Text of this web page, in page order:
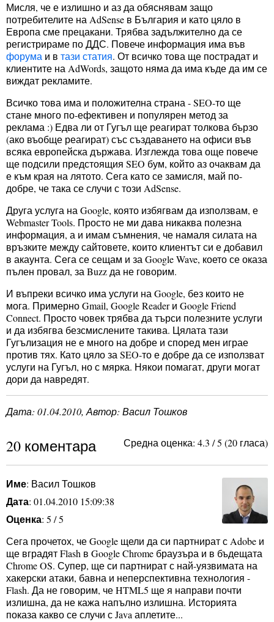
Мисля, че е излишно и аз да обяснявам защо
потребителите на AdSense в България и като цяло в
Европа сме прецакани. Трябва задължително да се
регистрираме по ДДС. Повече информация има във
форума и в тази статия. От всичко това ще пострадат и
клиентите на AdWords, защото няма да има къде да им се
виждат рекламите.
Всичко това има и положителна страна - SEO-то ще
стане много по-ефективен и популярен метод за
реклама :) Едва ли от Гугъл ще реагират толкова бързо
(ако въобще реагират) със създаването на офиси във
всяка европейска държава. Изглежда това още повече
ще подсили предстоящия SEO бум, който аз очаквам да
е към края на лятото. Сега като се замисля, май по-
добре, че така се случи с този AdSense.
Друга услуга на Google, която избягвам да използвам, е
Webmaster Tools. Просто не ми дава никаква полезна
информация, а и имам съмнения, че намаля силата на
връзките между сайтовете, които клиентът си е добавил
в акаунта. Сега се сещам и за Google Wave, което се оказа
пълен провал, за Buzz да не говорим.
И въпреки всичко има услуги на Google, без които не
мога. Примерно Gmail, Google Reader и Google Friend
Connect. Просто човек трябва да търси полезните услуги
и да избягва безсмислените такива. Цялата тази
Гугълизация не е много на добре и според мен играе
против тях. Като цяло за SEO-то е добре да се използват
услуги на Гугъл, но с мярка. Някои помагат, други могат
дори да навредят.
Дата: 01.04.2010, Автор: Васил Тошков
Средна оценка: 4.3 /5 (20 гласа)
20 коментара
Име: Васил Тошков
Дата: 01.04.2010 15:09:38
Оценка: 5 / 5
Сега прочетох, че Google щели да си партнират с Adobe и
ще вградят Flash в Google Chrome браузъра и в бъдещата
Chrome OS. Супер, ще си партнират с най-уязвимата на
хакерски атаки, бавна и неперспективна технология -
Flash. Да не говорим, че HTML5 ще я направи почти
излишна, да не кажа напълно излишна. Историята
показа какво се случи с Java аплетите...